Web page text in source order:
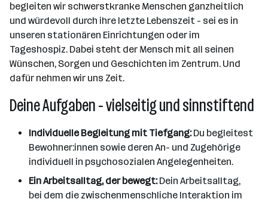
begleiten wir schwerstkranke Menschen ganzheitlich
und würdevoll durch ihre letzte Lebenszeit - sei es in
unseren stationären Einrichtungen oder im
Tageshospiz. Dabei steht der Mensch mit all seinen
Wünschen, Sorgen und Geschichten im Zentrum. Und
dafür nehmen wir uns Zeit.
Deine Aufgaben - vielseitig und sinnstiftend
Individuelle Begleitung mit Tiefgang:Du begleitest
Bewohner:innen sowie deren An- und Zugehörige
individuell in psychosozialen Angelegenheiten.
Ein Arbeitsalltag, der bewegt:Dein Arbeitsalltag,
bei dem die zwischenmenschliche Interaktion im